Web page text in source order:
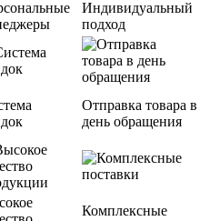
Индивидуальный
подход
Отправка товара в
день обращения
Комплексные